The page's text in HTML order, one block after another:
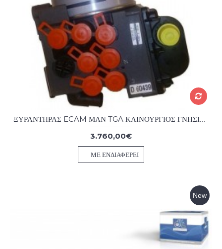
ΞΥΡΑΝΤΗΡΑΣ ECAM ΜΑΝ TGA ΚΑΙΝΟΥΡΓΙΟΣ ΓΝΗΣΙΟΣ
3.760,00€
ΜΕ ΕΝΔΙΑΦΈΡΕΙ
New